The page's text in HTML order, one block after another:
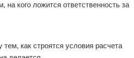
на кого ложится ответственность за
как строятся условия расчета